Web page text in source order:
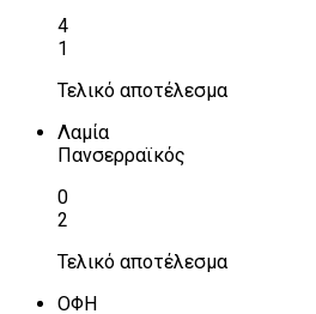
4
1
Τελικό αποτέλεσμα
Λαμία
Πανσερραϊκός
0
2
Τελικό αποτέλεσμα
ΟΦΗ